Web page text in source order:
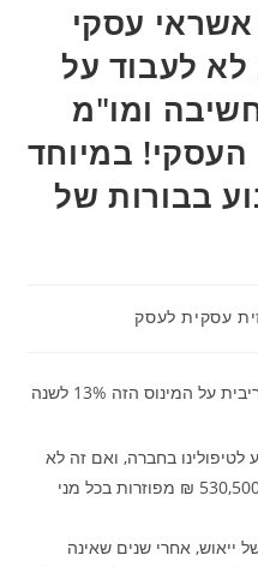
עסקי
לעבוד על
ומו"מ
במיוחד
בבורות של
עסקית לעסק
על המינוס הזה 13% לשנה
לטיפולינו בחברה, ואם זה לא
מספיק, אז תוסיפו הלוואות בסך של 530,500 ₪ מפוזרות בכל מני
ייאוש, אחרי שנים שאינה